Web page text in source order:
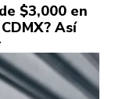
$3,000 en
Así